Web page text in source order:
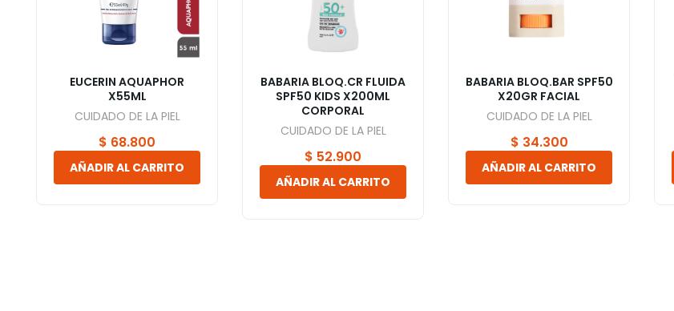
EUCERIN AQUAPHOR
X55ML
CUIDADO DE LA PIEL
$ 68.800
AÑADIR AL CARRITO
BABARIA BLOQ.CR FLUIDA
SPF50 KIDS X200ML
CORPORAL
CUIDADO DE LA PIEL
$ 52.900
AÑADIR AL CARRITO
BABARIA BLOQ.BAR SPF50
X20GR FACIAL
CUIDADO DE LA PIEL
$ 34.300
AÑADIR AL CARRITO